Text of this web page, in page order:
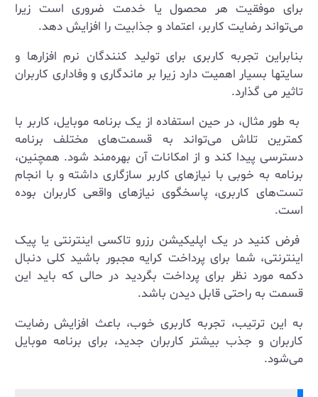
برای موفقیت هر محصول یا خدمت ضروری است زیرا
می‌تواند رضایت کاربر، اعتماد و جذابیت را افزایش دهد.
بنابراین تجربه کاربری برای تولید کنندگان نرم افزارها و
سایتها بسیار اهمیت دارد زیرا بر ماندگاری و وفاداری کاربران
تاثیر می گذارد.
به طور مثال، در حین استفاده از یک برنامه موبایل، کاربر با
کمترین تلاش می‌تواند به قسمت‌های مختلف برنامه
دسترسی پیدا کند و از امکانات آن بهره‌مند شود. همچنین،
برنامه به خوبی با نیازهای کاربر سازگاری داشته و با انجام
تست‌های کاربری، پاسخگوی نیازهای واقعی کاربران بوده
است.
فرض کنید در یک اپلیکیشن رزرو تاکسی اینترنتی یا پیک
اینترنتی، شما برای پرداخت کرایه مجبور باشید کلی دنبال
دکمه مورد نظر برای پرداخت بگردید در حالی که باید این
قسمت به راحتی قابل دیدن باشد.
به این ترتیب، تجربه کاربری خوب، باعث افزایش رضایت
کاربران و جذب بیشتر کاربران جدید، برای برنامه موبایل
می‌شود.